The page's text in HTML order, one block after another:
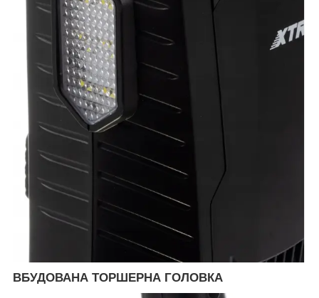
ВБУДОВАНА ТОРШЕРНА ГОЛОВКА